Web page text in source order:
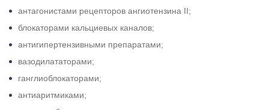
антагонистами рецепторов ангиотензина II;
блокаторами кальциевых каналов;
антигипертензивными препаратами;
вазодилататорами;
ганглиоблокаторами;
антиаритмиками;